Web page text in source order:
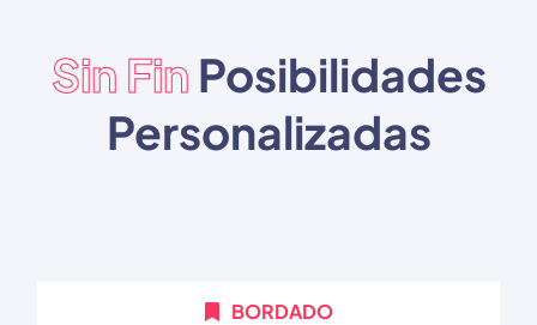
Sin Fin Posibilidades
Personalizadas
BORDADO